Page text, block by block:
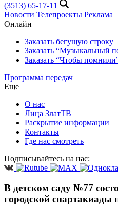
(3513) 65-17-11
Новости Телепроекты Реклама
Онлайн
Заказать бегущую строку
Заказать “Музыкальный
Заказать “Чтобы
Программа передач
Еще
О нас
Лица ЗлатТВ
Раскрытие информации
Контакты
Где нас смотреть
Подписывайтесь на нас:
В детском саду №77
городской спартакиады